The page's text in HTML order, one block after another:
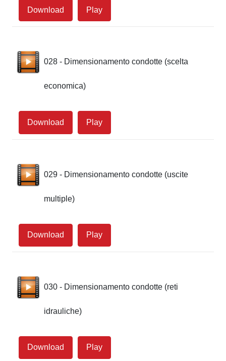
Download Play
028 - Dimensionamento condotte (scelta
economica)
Download Play
029 - Dimensionamento condotte (uscite
multiple)
Download Play
030 - Dimensionamento condotte (reti
idrauliche)
Download Play